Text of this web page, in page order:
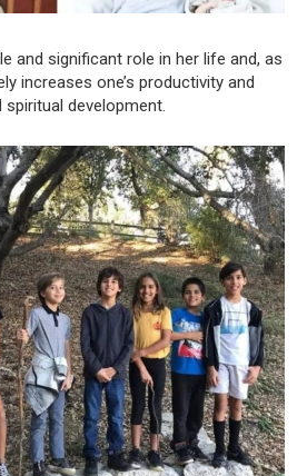
and significant role in her life and, as
increases one’s productivity and
development.